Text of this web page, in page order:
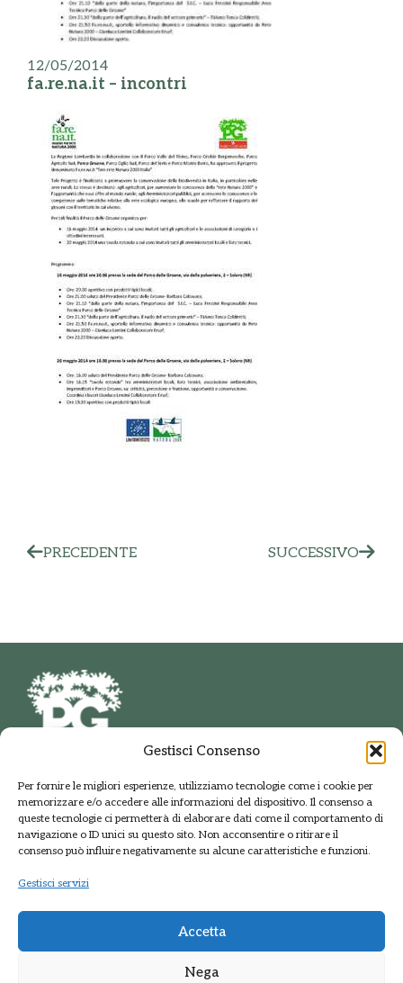
Gestisci Consenso
Per fornire le migliori esperienze, utilizziamo tecnologie come i cookie per
memorizzare e/o accedere alle informazioni del dispositivo. Il consenso a
queste tecnologie ci permetterà di elaborare dati come il comportamento di
navigazione o ID unici su questo sito. Non acconsentire o ritirare il
consenso può influire negativamente su alcune caratteristiche e funzioni.
Gestisci servizi
Accetta
Nega
12/05/2014
fa.re.na.it – incontri
PRECEDENTE SUCCESSIVO
PARCO DELLE GROANE
E DELLA BRUGHIERA BRIANTEA
Via della Polveriera, 2
20033 Solaro Milano
Tel.: +39 02 9698141
PEC: protocolloparcogroane@promopec.it
Regione Lombardia
Sistema parchi